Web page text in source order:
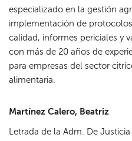
especializado en la gestión
implementación de
calidad, informes periciales y
con más de 20 años de
para empresas del sector
alimentaria.
Martínez Calero, Beatriz
Letrada de la Adm. De